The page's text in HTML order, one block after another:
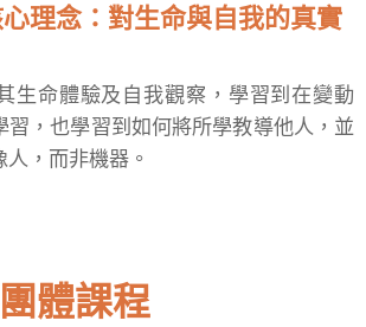
理念：對生命與自我的真實
生命體驗及自我觀察，學習到在變動
習，也學習到如何將所學教導他人，並
，而非機器。
體課程